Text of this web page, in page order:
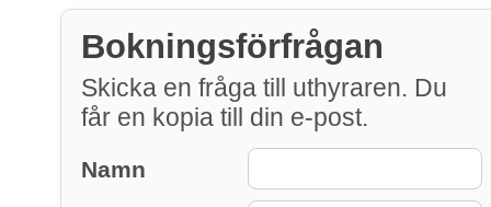
Bokningsförfrågan
Skicka en fråga till uthyraren. Du
får en kopia till din e-post.
Namn